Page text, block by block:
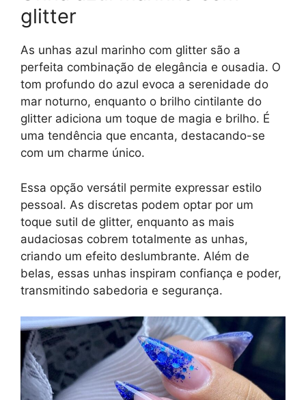
glitter
As unhas azul marinho com glitter são a
perfeita combinação de elegância e ousadia. O
tom profundo do azul evoca a serenidade do
mar noturno, enquanto o brilho cintilante do
glitter adiciona um toque de magia e brilho. É
uma tendência que encanta, destacando-se
com um charme único.
Essa opção versátil permite expressar estilo
pessoal. As discretas podem optar por um
toque sutil de glitter, enquanto as mais
audaciosas cobrem totalmente as unhas,
criando um efeito deslumbrante. Além de
belas, essas unhas inspiram confiança e poder,
transmitindo sabedoria e segurança.